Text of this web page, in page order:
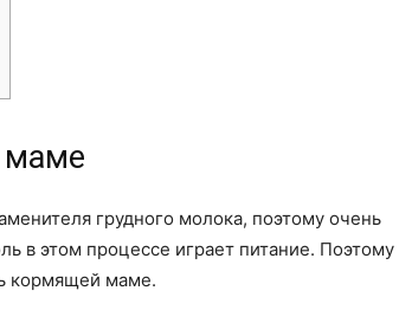
маме
грудного молока, поэтому очень
в этом процессе играет питание. Поэтому
кормящей маме.